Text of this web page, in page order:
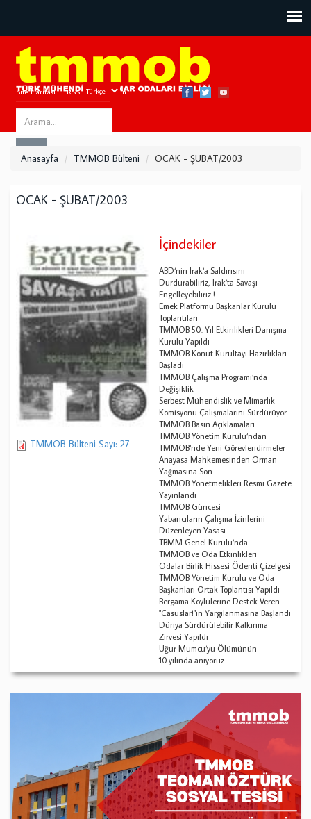
Site Haritası RSS Bize Ulaşın
Search
this
Anasayfa TMMOB Bülteni OCAK - ŞUBAT/2003
OCAK - ŞUBAT/2003
TMMOB Bülteni Sayı: 27
İçindekiler
ABD‘nin Irak‘a Saldırısını
Durdurabiliriz, Irak‘ta Savaşı
Engelleyebiliriz !
Emek Platformu Başkanlar Kurulu
Toplantıları
TMMOB 50. Yıl Etkinlikleri Danışma
Kurulu Yapıldı
TMMOB Konut Kurultayı Hazırlıkları
Başladı
TMMOB Çalışma Programı‘nda
Değişiklik
Serbest Mühendislik ve Mimarlık
Komisyonu Çalışmalarını Sürdürüyor
TMMOB Basın Açıklamaları
TMMOB Yönetim Kurulu‘ndan
TMMOB‘nde Yeni Görevlendirmeler
Anayasa Mahkemesinden Orman
Yağmasına Son
TMMOB Yönetmelikleri Resmi Gazete
Yayınlandı
TMMOB Güncesi
Yabancıların Çalışma İzinlerini
Düzenleyen Yasası
TBMM Genel Kurulu‘nda
TMMOB ve Oda Etkinlikleri
Odalar Birlik Hissesi Ödenti Çizelgesi
TMMOB Yönetim Kurulu ve Oda
Başkanları Ortak Toplantısı Yapıldı
Bergama Köylülerine Destek Veren
"Casuslar!"ın Yargılanmasına Başlandı
Dünya Sürdürülebilir Kalkınma
Zirvesi Yapıldı
Uğur Mumcu‘yu Ölümünün
10.yılında anıyoruz